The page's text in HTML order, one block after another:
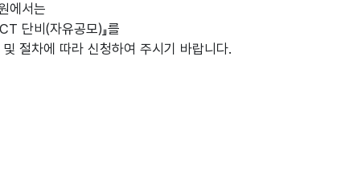
에서는
단비(자유공모)』를
절차에 따라 신청하여 주시기 바랍니다.